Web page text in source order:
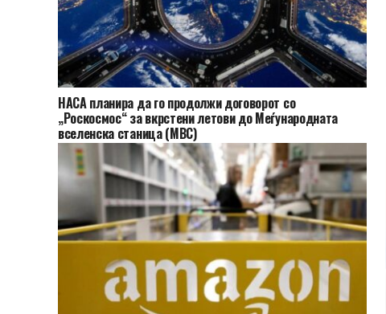
НАСА планира да го продолжи договорот со
„Роскосмос“ за вкрстени летови до Меѓународната
вселенска станица (МВС)